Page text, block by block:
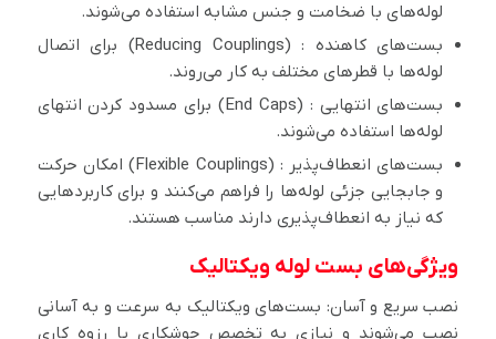
لوله‌های با ضخامت و جنس مشابه استفاده می‌شوند.
بست‌های کاهنده : (Reducing Couplings) برای اتصال
لوله‌ها با قطرهای مختلف به کار می‌روند.
بست‌های انتهایی : (End Caps) برای مسدود کردن انتهای
لوله‌ها استفاده می‌شوند.
بست‌های انعطاف‌پذیر : (Flexible Couplings) امکان حرکت
و جابجایی جزئی لوله‌ها را فراهم می‌کنند و برای کاربردهایی
که نیاز به انعطاف‌پذیری دارند مناسب هستند.
ویژگی‌های بست لوله ویکتالیک
نصب سریع و آسان: بست‌های ویکتالیک به سرعت و به آسانی
نصب می‌شوند و نیازی به تخصص جوشکاری یا رزوه کاری